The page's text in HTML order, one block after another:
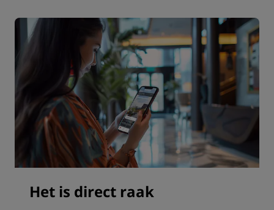
Het is direct raak